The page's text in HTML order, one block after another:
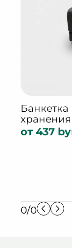
хранения
от 437
0/0